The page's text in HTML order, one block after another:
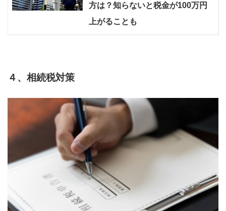
方は？知らないと税金が100万円
上がることも
４、相続税対策